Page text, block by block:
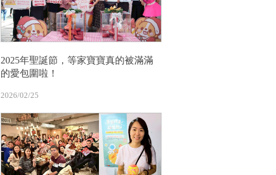
2025年聖誕節，等家寶寶真的被滿滿
的愛包圍啦！
2026/02/25